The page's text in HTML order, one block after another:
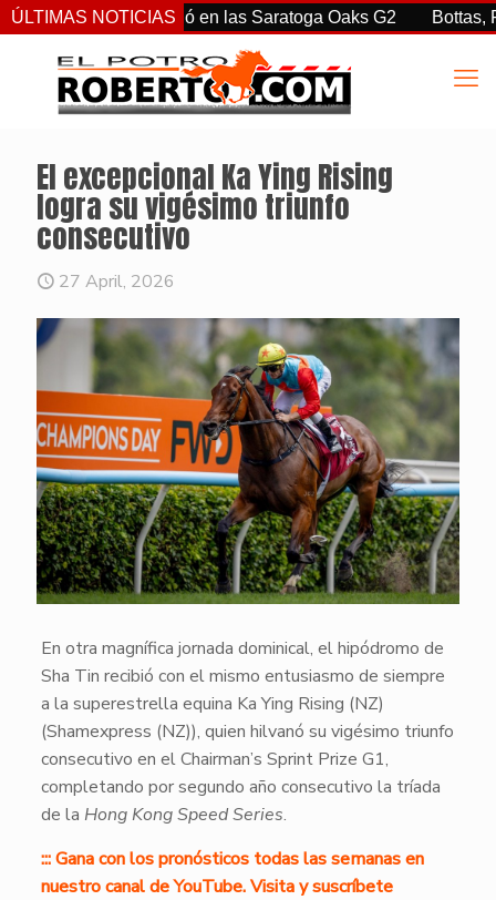
ÚLTIMAS NOTICIAS
Jr. sorprendió en las Saratoga Oaks G2 Bottas,
El excepcional Ka Ying Rising
logra su vigésimo triunfo
consecutivo
27 April, 2026
En otra magnífica jornada dominical, el hipódromo de
Sha Tin recibió con el mismo entusiasmo de siempre
a la superestrella equina Ka Ying Rising (NZ)
(Shamexpress (NZ)), quien hilvanó su vigésimo triunfo
consecutivo en el Chairman’s Sprint Prize G1,
completando por segundo año consecutivo la tríada
de la Hong Kong Speed Series.
::: Gana con los pronósticos todas las semanas en
nuestro canal de YouTube. Visita y suscríbete